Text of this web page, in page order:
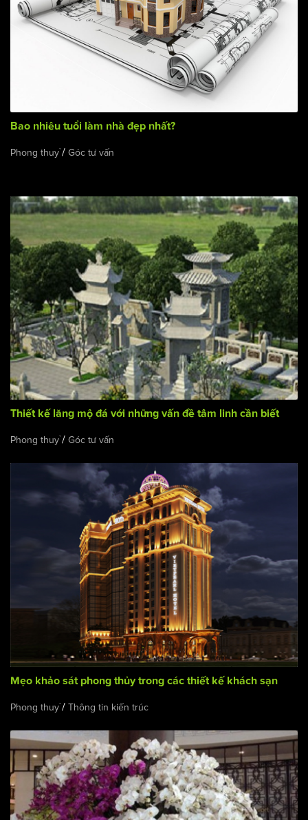
Bao nhiêu tuổi làm nhà đẹp nhất?
Phong thuỷ/ Góc tư vấn
Thiết kế lăng mộ đá với những vấn đề tâm linh cần biết
Phong thuỷ/ Góc tư vấn
Mẹo khảo sát phong thủy trong các thiết kế khách sạn
Phong thuỷ/ Thông tin kiến trúc